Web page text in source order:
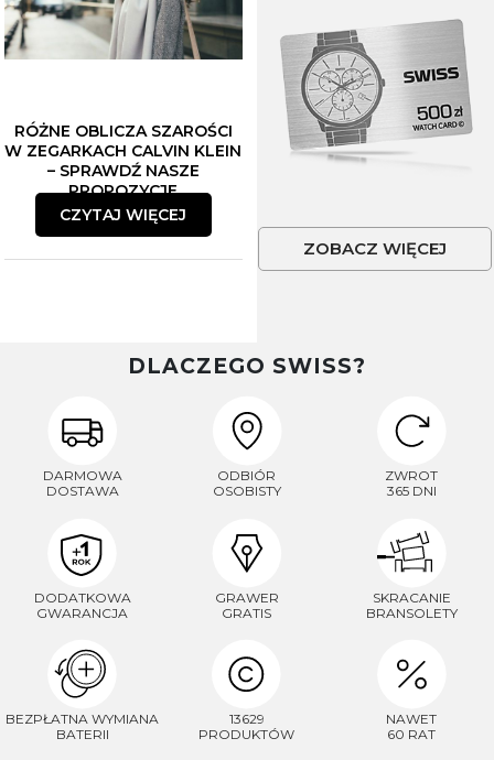
RÓŻNE OBLICZA SZAROŚCI
W ZEGARKACH CALVIN KLEIN
– SPRAWDŹ NASZE
PROPOZYCJE
CZYTAJ WIĘCEJ
ZOBACZ WIĘCEJ
DLACZEGO SWISS?
DARMOWA
DOSTAWA
ODBIÓR
OSOBISTY
ZWROT
365 DNI
DODATKOWA
GWARANCJA
GRAWER
GRATIS
SKRACANIE
BRANSOLETY
BEZPŁATNA WYMIANA
BATERII
13629
PRODUKTÓW
NAWET
60 RAT